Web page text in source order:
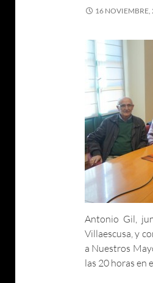
16 NOVIEMBRE,
Antonio Gil,
Villaescusa, y
a Nuestros
las 20 horas en